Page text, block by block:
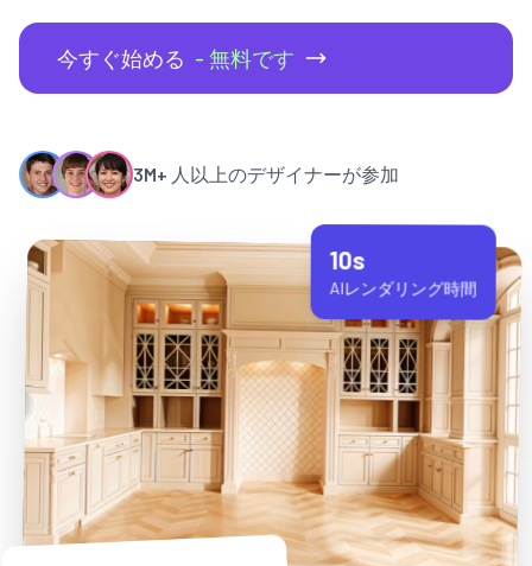
今すぐ始める - 無料です
3M+ 人以上のデザイナーが参加
10s
AIレンダリング時間